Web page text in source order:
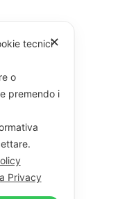
✕
tecnici
o
premendo i
Privacy